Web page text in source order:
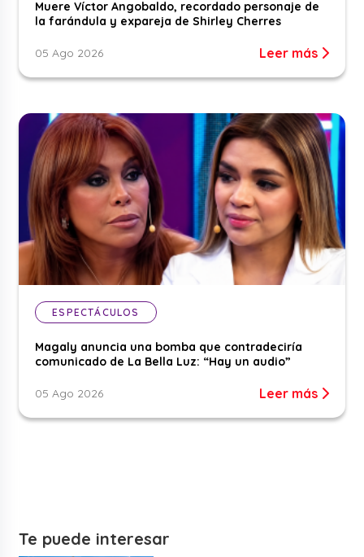
Muere Víctor Angobaldo, recordado personaje de
la farándula y expareja de Shirley Cherres
05 Ago 2026 Leer más
ESPECTÁCULOS
Magaly anuncia una bomba que contradeciría
comunicado de La Bella Luz: “Hay un audio”
05 Ago 2026 Leer más
Te puede interesar